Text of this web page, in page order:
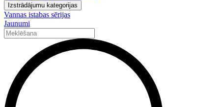
Izstrādājumu kategorijas
Vannas istabas sērijas
Jaunumi